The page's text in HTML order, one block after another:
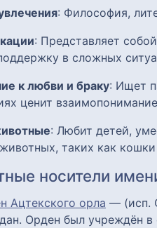
: Философия,
: Представляет
в сложных
к любви и браку: Ищет
ценит
: Любит детей,
таких как
носители
Ацтекского орла — (исп.
Орден был учреждён